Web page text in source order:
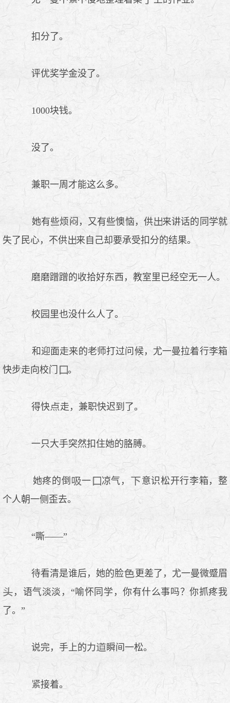
扣分了。
评优奖学金没了。
1000块钱。
没了。
兼职一周才能这么多。
她有些烦闷，又有些懊恼，供
来讲话的同学就
失了民心，不供
来自己却要承受扣分的结果。
磨磨蹭蹭的收拾好东西，教室里已经空无一人。
校园里也没什么人了。
和迎面走来的老师打过问候，尤一曼拉着行李箱
快步走向校门
。
得快 走，兼职快迟到了。
一只大手突然扣住她的胳膊。
她疼的倒 一 凉气，
意识松开行李箱，整
个人朝一侧歪去。
“嘶——”
待看清是谁后，她的脸
更差了，尤一曼微蹙眉
，语气淡淡，“喻怀同学，你有什么事吗？你抓疼我
了。”
说完，手上的力 瞬间一松。
接着。